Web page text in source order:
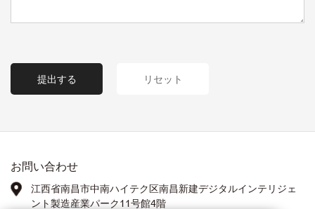
提出する リセット
お問い合わせ
江西省南昌市中南ハイテク区南昌新建デジタルインテリジェ
ント製造産業パーク11号館4階